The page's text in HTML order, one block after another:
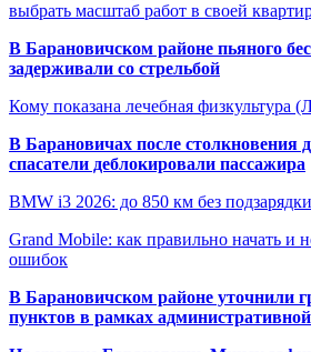
выбрать масштаб работ в своей
В Барановичском районе пьяного
задерживали со стрельбой
Кому показана лечебная физкультура
В Барановичах после столкновения
спасатели деблокировали пассажира
BMW i3 2026: до 850 км без подзарядки
Grand Mobile: как правильно начать и
ошибок
В Барановичском районе уточнили
пунктов в рамках